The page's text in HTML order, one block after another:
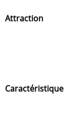
Attraction
Caractéristique